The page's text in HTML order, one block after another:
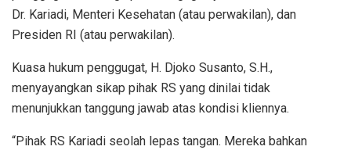
Dr. Kariadi, Menteri Kesehatan (atau perwakilan), dan
Presiden RI (atau perwakilan).
Kuasa hukum penggugat, H. Djoko Susanto, S.H.,
menyayangkan sikap pihak RS yang dinilai tidak
menunjukkan tanggung jawab atas kondisi kliennya.
“Pihak RS Kariadi seolah lepas tangan. Mereka bahkan